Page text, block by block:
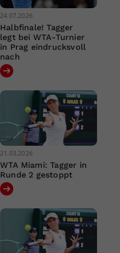
24.07.2026
Halbfinale! Tagger
legt bei WTA-Turnier
in Prag eindrucksvoll
nach
21.03.2026
WTA Miami: Tagger in
Runde 2 gestoppt